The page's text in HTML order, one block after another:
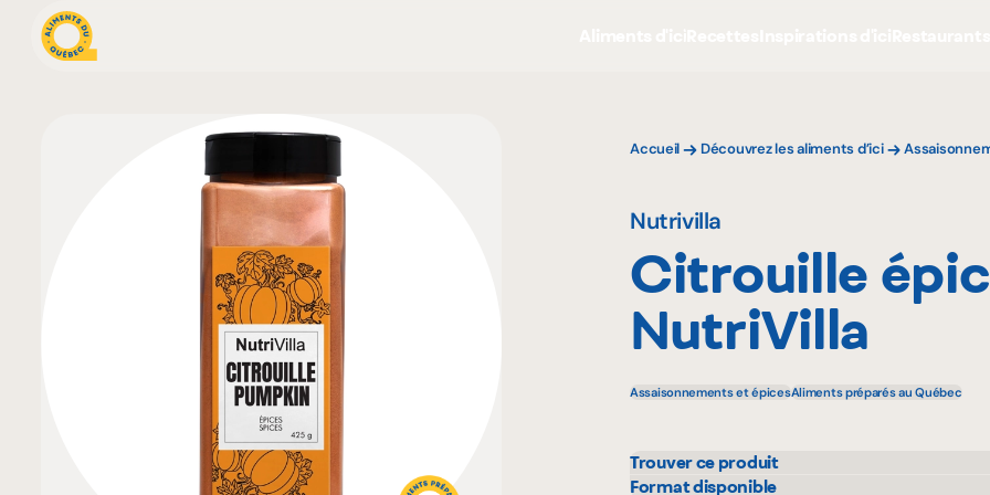
Accueil Découvrez les aliments d’ici
Nutrivilla
Citrouille
NutriVilla
Assaisonnements et épicesAliments préparés au Québec
Trouver ce produit
L'intermarché
Format disponible